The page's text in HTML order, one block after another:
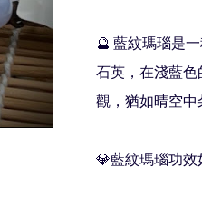
🔮 藍紋瑪瑙是
石英，在淺藍
觀，猶如晴空
💎藍紋瑪瑙功效